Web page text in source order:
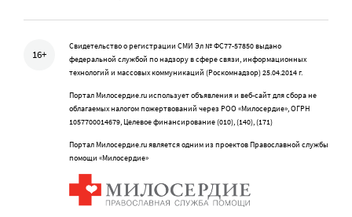
16+
Свидетельство о регистрации СМИ Эл № ФС77-57850 выдано
федеральной службой по надзору в сфере связи, информационных
технологий и массовых коммуникаций (Роскомнадзор) 25.04.2014 г.
Портал Милосердие.ru использует объявления и веб-сайт для сбора не
облагаемых налогом пожертвований через РОО «Милосердие», ОГРН
1057700014679, Целевое финансирование (010), (140), (171)
Портал Милосердие.ru является одним из проектов Православной службы
помощи «Милосердие»